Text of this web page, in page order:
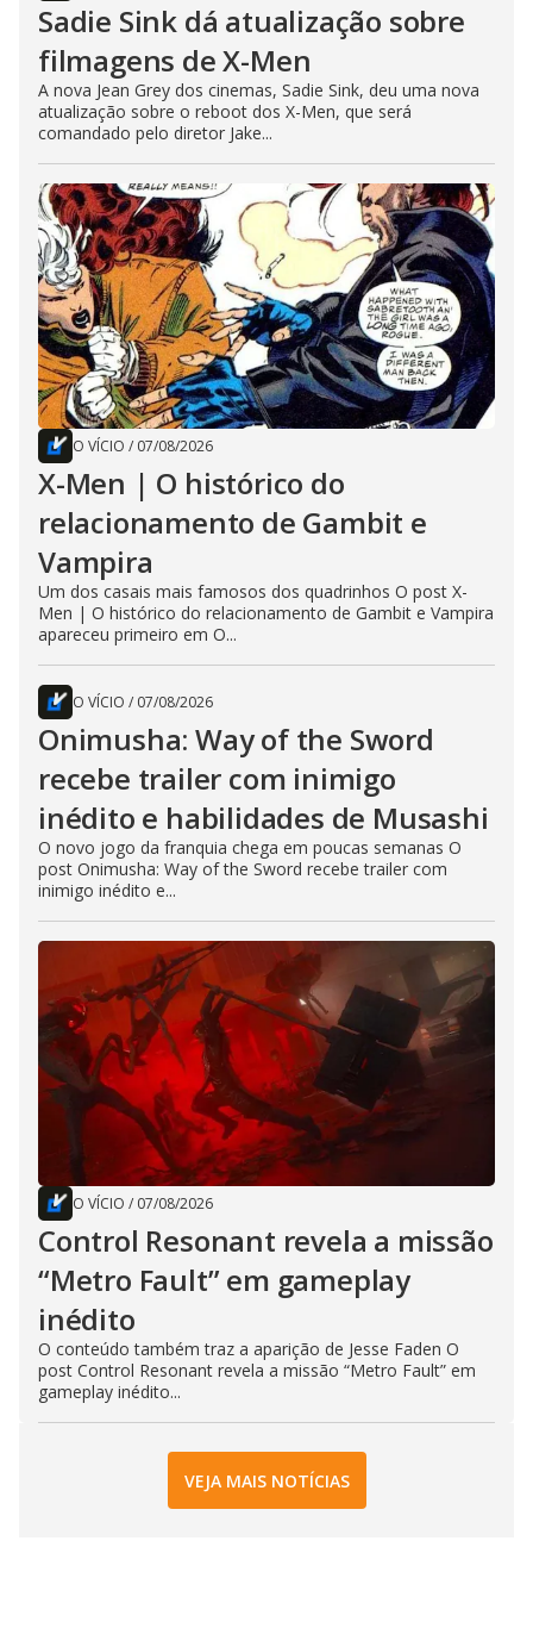
Sadie Sink dá atualização sobre
filmagens de X-Men
A nova Jean Grey dos cinemas, Sadie Sink, deu uma nova
atualização sobre o reboot dos X-Men, que será
comandado pelo diretor Jake...
O VÍCIO / 07/08/2026
X-Men | O histórico do
relacionamento de Gambit e
Vampira
Um dos casais mais famosos dos quadrinhos O post X-
Men | O histórico do relacionamento de Gambit e Vampira
apareceu primeiro em O...
O VÍCIO / 07/08/2026
Onimusha: Way of the Sword
recebe trailer com inimigo
inédito e habilidades de Musashi
O novo jogo da franquia chega em poucas semanas O
post Onimusha: Way of the Sword recebe trailer com
inimigo inédito e...
O VÍCIO / 07/08/2026
Control Resonant revela a missão
“Metro Fault” em gameplay
inédito
O conteúdo também traz a aparição de Jesse Faden O
post Control Resonant revela a missão “Metro Fault” em
gameplay inédito...
VEJA MAIS NOTÍCIAS